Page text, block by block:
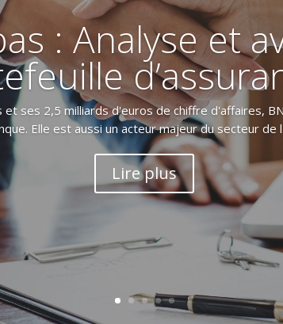
: Analyse et
et ses 2,5 milliards d'euros de chiffre d'affaires,
Elle est aussi un acteur majeur du secteur de
Lire plus